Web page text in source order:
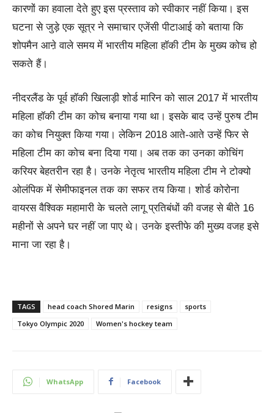
कारणों का हवाला देते हुए इस प्रस्ताव को स्वीकार नहीं किया। इस
घटना से जुड़े एक सूत्र ने समाचार एजेंसी पीटाआई को बताया कि
शोपमैन आऩे वाले समय में भारतीय महिला हॉकी टीम के मुख्य कोच हो
सकते हैं।
नीदरलैंड के पूर्व हॉकी खिलाड़ी शोर्ड मारिन को साल 2017 में भारतीय
महिला हॉकी टीम का कोच बनाया गया था। इसके बाद उन्हें पुरुष टीम
का कोच नियुक्त किया गया। लेकिन 2018 आते-आते उन्हें फिर से
महिला टीम का कोच बना दिया गया। अब तक का उनका कोचिंग
करियर बेहतरीन रहा है। उनके नेतृत्व भारतीय महिला टीम ने टोक्यो
ओलंपिक में सेमीफाइनल तक का सफर तय किया। शोर्ड कोरोना
वायरस वैश्विक महामारी के चलते लागू प्रतिबंधों की वजह से बीते 16
महीनों से अपने घर नहीं जा पाए थे। उनके इस्तीफे की मुख्य वजह इसे
माना जा रहा है।
TAGS head coach Shored Marin resigns
sports
Tokyo Olympic 2020
Women's hockey team
WhatsApp Facebook